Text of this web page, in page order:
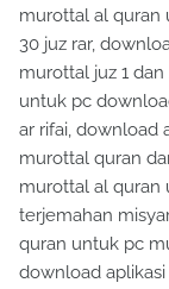
murottal al quran
30 juz rar,
murottal juz 1
untuk pc
ar rifai, download
murottal quran
murottal al quran
terjemahan
quran untuk pc
download